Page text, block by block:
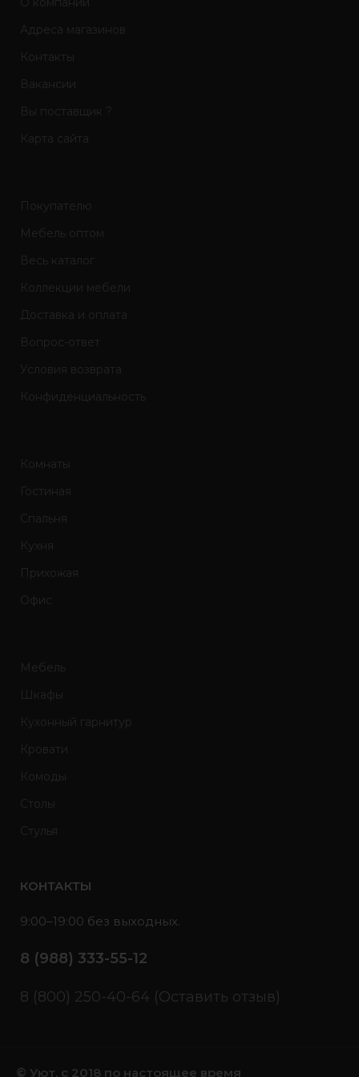
Адреса магазинов
Контакты
Вакансии
Вы поставщик ?
Карта сайта
Покупателю
Мебель оптом
Весь каталог
Коллекции мебели
Доставка и оплата
Вопрос-ответ
Условия возврата
Конфиденциальность
Комнаты
Гостиная
Спальня
Кухня
Прихожая
Офис
Мебель
Шкафы
Кухонный гарнитур
Кровати
Комоды
Столы
Стулья
КОНТАКТЫ
9:00–19:00 без выходных.
8 (988) 333-55-12
8 (800) 250-40-64 (Оставить отзыв)
© Уют, с 2018 по настоящее время